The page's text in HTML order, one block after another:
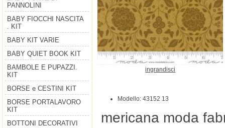
PANNOLINI
BABY FIOCCHI NASCITA
. KIT
BABY KIT VARIE
BABY QUIET BOOK KIT
BAMBOLE E PUPAZZI.
KIT
BORSE e CESTINI KIT
BORSE PORTALAVORO
KIT
BOTTONI DECORATIVI
ingrandisci
Modello: 43152 13
mericana moda